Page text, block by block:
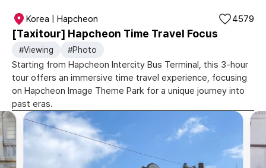
Korea | Hapcheon
[Taxitour] Hapcheon Time Travel Focus
4579
#Viewing #Photo
Starting from Hapcheon Intercity Bus Terminal, this 3-hour
tour offers an immersive time travel experience, focusing
on Hapcheon Image Theme Park for a unique journey into
past eras.